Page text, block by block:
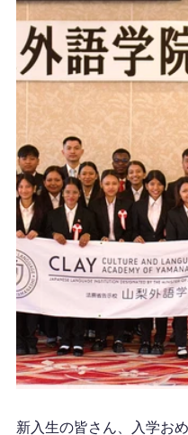
新入生の皆さん、入学お